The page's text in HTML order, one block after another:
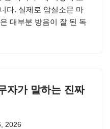
다. 실제로 암실소문 마
대부분 방음이 잘 된 독
자가 말하는 진짜
2026